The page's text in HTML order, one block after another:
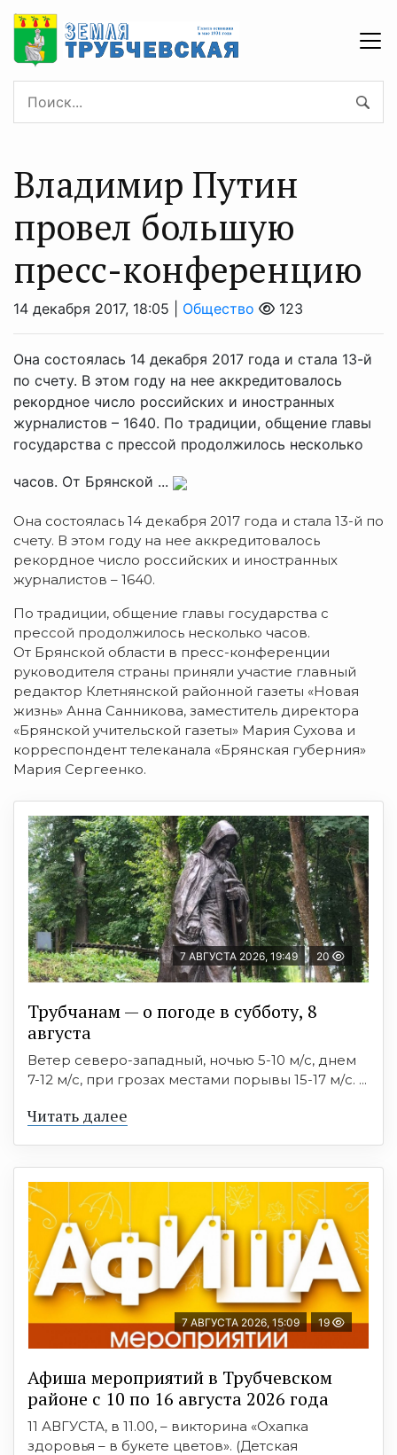
Владимир Путин
провел большую
пресс-конференцию
14 декабря 2017, 18:05 | Общество 123
Она состоялась 14 декабря 2017 года и стала 13-й
по счету. В этом году на нее аккредитовалось
рекордное число российских и иностранных
журналистов – 1640. По традиции, общение главы
государства с прессой продолжилось несколько
часов. От Брянской ...
Она состоялась 14 декабря 2017 года и стала 13-й по
счету. В этом году на нее аккредитовалось
рекордное число российских и иностранных
журналистов – 1640.
По традиции, общение главы государства с
прессой продолжилось несколько часов.
От Брянской области в пресс-конференции
руководителя страны приняли участие главный
редактор Клетнянской районной газеты «Новая
жизнь» Анна Санникова, заместитель директора
«Брянской учительской газеты» Мария Сухова и
корреспондент телеканала «Брянская губерния»
Мария Сергеенко.
7 АВГУСТА 2026, 19:49 20
Трубчанам — о погоде в субботу, 8
августа
Ветер северо-западный, ночью 5-10 м/с, днем
7-12 м/с, при грозах местами порывы 15-17 м/с. ...
Читать далее
7 АВГУСТА 2026, 15:09 19
Афиша мероприятий в Трубчевском
районе с 10 по 16 августа 2026 года
11 АВГУСТА, в 11.00, – викторина «Охапка
здоровья – в букете цветов». (Детская